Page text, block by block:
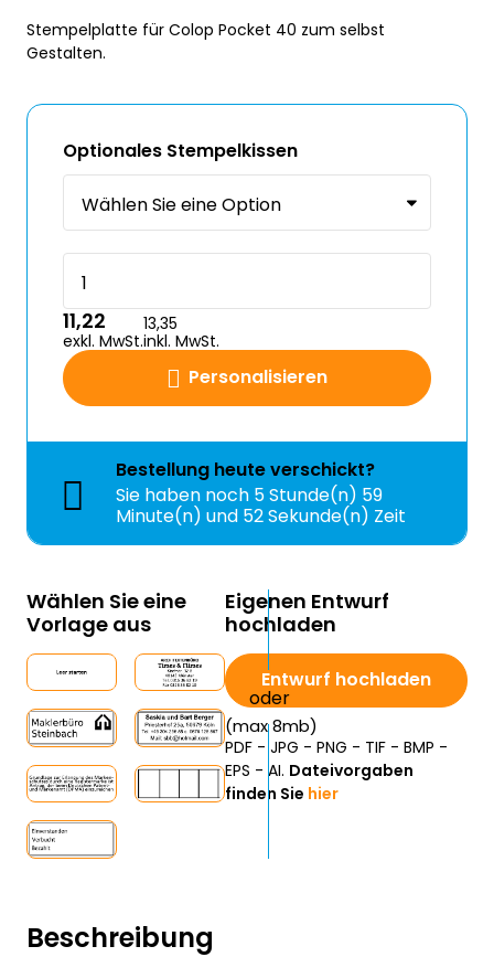
Beschreibung
Stempelplatte für Colop Pocket 40 zum selbst
Gestalten.
Optionales Stempelkissen
Personalisieren
11,22
exkl. MwSt.
13,35
inkl. MwSt.
Bestellung heuteverschickt?
Sie haben noch 5 Stunde(n) 59
Minute(n) und 52 Sekunde(n) Zeit
Wählen Sie eine
Vorlage aus
Eigenen Entwurf
hochladen
Entwurf hochladen
(max 8mb)
PDF - JPG - PNG - TIF - BMP -
EPS - AI. Dateivorgaben
finden Sie hier